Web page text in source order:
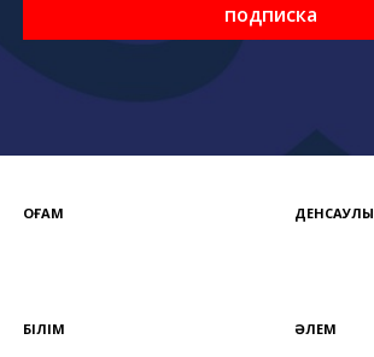
подписка
ҚОҒАМ ДЕНСАУЛЫҚ
БІЛІМ ӘЛЕМ